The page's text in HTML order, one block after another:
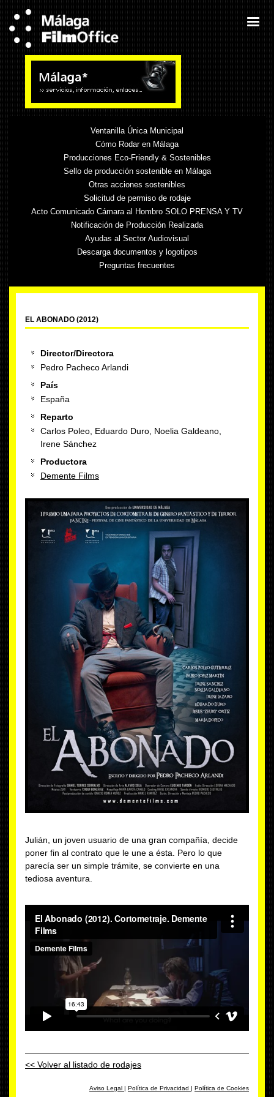
Ventanilla Única Municipal
Cómo Rodar en Málaga
Producciones Eco-Friendly & Sostenibles
Sello de producción sostenible en Málaga
Otras acciones sostenibles
Solicitud de permiso de rodaje
Acto Comunicado Cámara al Hombro SOLO PRENSA Y TV
Notificación de Producción Realizada
Ayudas al Sector Audiovisual
Descarga documentos y logotipos
Preguntas frecuentes
EL ABONADO (2012)
Director/Directora
Pedro Pacheco Arlandi
País
España
Reparto
Carlos Poleo, Eduardo Duro, Noelia Galdeano,
Irene Sánchez
Productora
Demente Films
Julián, un joven usuario de una gran compañía, decide
poner fin al contrato que le une a ésta. Pero lo que
parecía ser un simple trámite, se convierte en una
tediosa aventura.
<< Volver al listado de rodajes
Aviso Legal | Política de Privacidad | Política de Cookies